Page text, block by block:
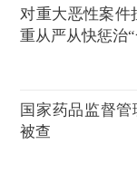
对重大恶性案件
重从严从快惩治
国家药品监督
被查